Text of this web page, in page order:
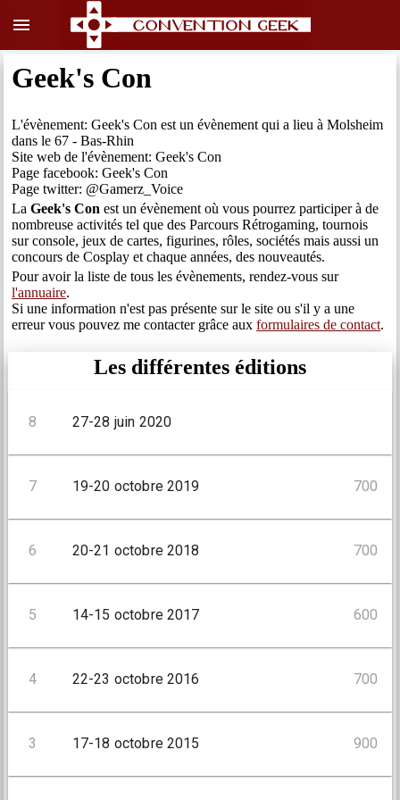
menu
Geek's Con
L'évènement: Geek's Con est un évènement qui a lieu à Molsheim
dans le 67 - Bas-Rhin
Site web de l'évènement: Geek's Con
Page facebook: Geek's Con
Page twitter: @Gamerz_Voice
LaGeek's Con est un évènement où vous pourrez participer à de
nombreuse activités tel que des Parcours Rétrogaming, tournois
sur console, jeux de cartes, figurines, rôles, sociétés mais aussi un
concours de Cosplay et chaque années, des nouveautés.
Pour avoir la liste de tous les évènements, rendez-vous sur
l'annuaire.
Si une information n'est pas présente sur le site ou s'il y a une
erreur vous pouvez me contacter grâce auxformulaires de contact.
Les différentes éditions
8 27-28 juin 2020
7 19-20 octobre 2019 700
6 20-21 octobre 2018 700
5 14-15 octobre 2017 600
4 22-23 octobre 2016 700
3 17-18 octobre 2015 900